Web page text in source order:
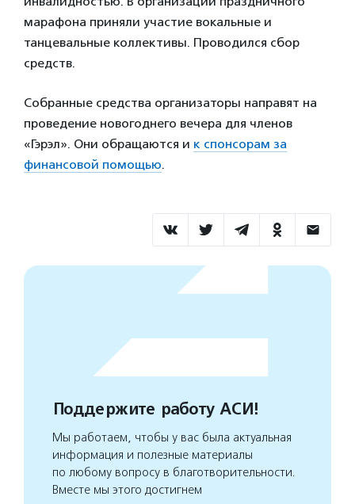
марафона приняли участие вокальные и
танцевальные коллективы. Проводился сбор
средств.
Собранные средства организаторы направят на
проведение новогоднего вечера для членов
«Гэрэл». Они обращаются и к спонсорам за
финансовой помощью.
Поддержите работу АСИ!
Мы работаем, чтобы у вас была актуальная
информация и полезные материалы
по любому вопросу в благотворительности.
Вместе мы этого достигнем